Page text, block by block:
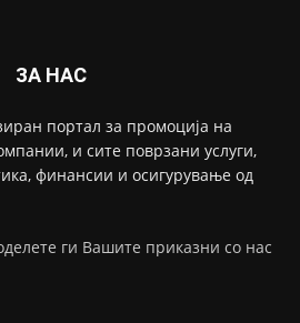
ЗА НАС
портал за промоција на
и сите поврзани услуги,
финансии и осигурување од
ги Вашите приказни со нас